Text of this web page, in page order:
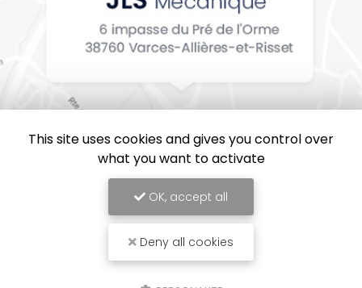
JLS Mécanique, Entreprise de mécanique industrielle en Isère
Mentions légales
Liens utiles
This site uses cookies and gives you control over
what you want to activate
OK, accept all
Deny all cookies